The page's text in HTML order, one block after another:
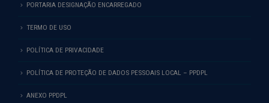
PORTARIA DESIGNAÇÃO ENCARREGADO
TERMO DE USO
POLÍTICA DE PRIVACIDADE
POLÍTICA DE PROTEÇÃO DE DADOS PESSOAIS LOCAL – PPDPL
ANEXO PPDPL